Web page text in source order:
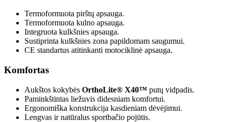
Termoformuota pirštų apsauga.
Termoformuota kulno apsauga.
Integruota kulkšnies apsauga.
Sustiprinta kulkšnies zona papildomam saugumui.
CE standartus atitinkanti motociklinė apsauga.
Komfortas
Aukštos kokybės OrthoLite® X40™ putų vidpadis.
Paminkštintas liežuvis didesniam komfortui.
Ergonomiška konstrukcija kasdieniam dėvėjimui.
Lengvas ir natūralus sportbačio pojūtis.